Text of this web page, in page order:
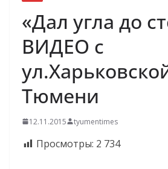
«Дал угла до
ВИДЕО с
Тюмени
12.11.2015 tyumentimes
Просмотры: 2 734